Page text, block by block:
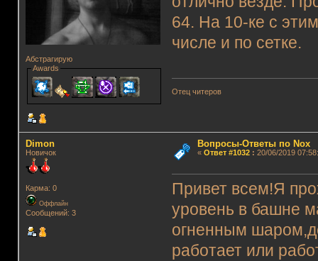
Абстрагирую
Awards
64. На 10-ке с
числе и по сетке.
Отец читеров
Dimon
Новичок
Карма: 0
Оффлайн
Сообщений: 3
Вопросы-Ответы по Nox
« Ответ #1032: 20/06/2019
Привет всем!Я
уровень в башне
огненным
работает или